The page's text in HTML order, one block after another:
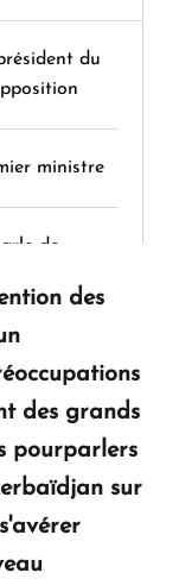
du
ministre
de
pas. "
et d'avenir
des
des grands
pourparlers
sur